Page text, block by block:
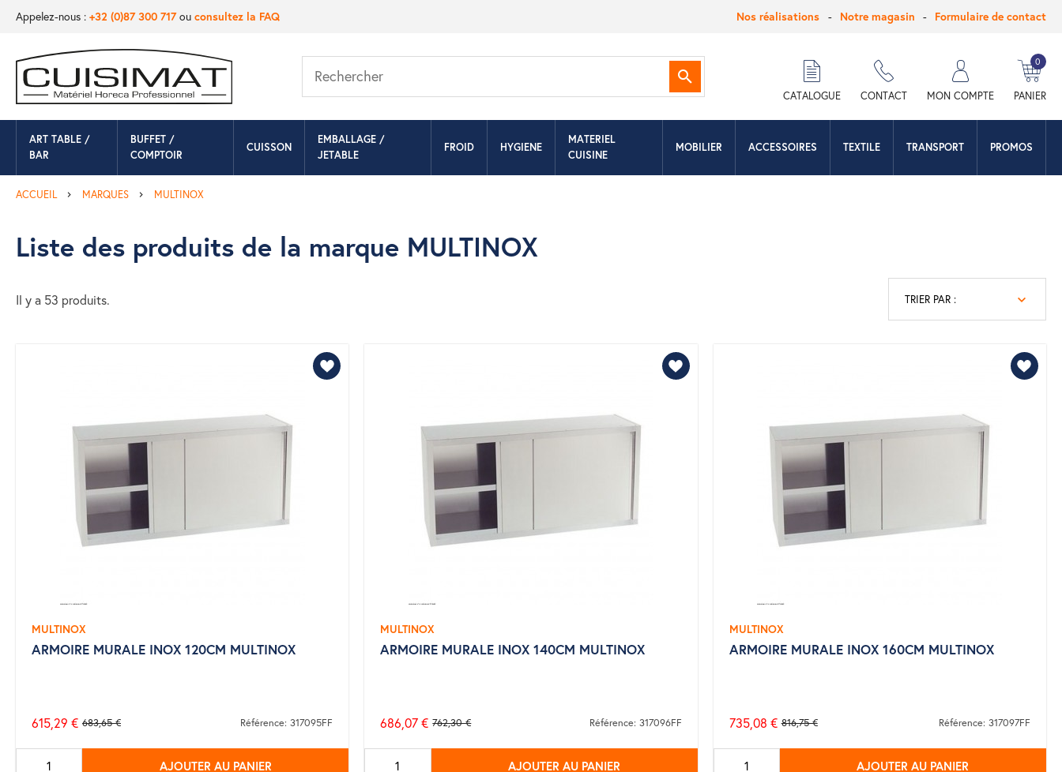
Appelez-nous : +32 (0)87 300 717ou consultez la FAQ Nos réalisations Notre magasin Formulaire de contact
Rechercher
CATALOGUE CONTACT MON COMPTE PANIER
0
ART TABLE /
BAR
BUFFET /
COMPTOIR
CUISSON
EMBALLAGE /
JETABLE
FROID HYGIENE
MATERIEL
CUISINE
MOBILIER ACCESSOIRES TEXTILE TRANSPORT PROMOS
ACCUEIL MARQUES MULTINOX
Liste des produits de la marque MULTINOX
Il y a 53 produits. TRIER PAR :
MULTINOX
ARMOIRE MURALE INOX 120CM MULTINOX
Prix
de
683,65 €
615,29 € Référence: 317095FF
AJOUTER AU PANIER
MULTINOX
ARMOIRE MURALE INOX 140CM MULTINOX
Prix
de
762,30 €
686,07 € Référence: 317096FF
AJOUTER AU PANIER
MULTINOX
ARMOIRE MURALE INOX 160CM MULTINOX
Prix
de
816,75 €
735,08 € Référence: 317097FF
AJOUTER AU PANIER